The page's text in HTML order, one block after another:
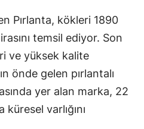
Pırlanta, kökleri 1890
temsil ediyor. Son
ve yüksek kalite
önde gelen pırlantalı
yer alan marka, 22
varlığını